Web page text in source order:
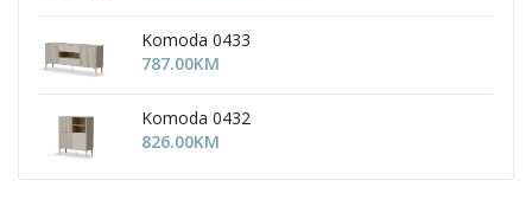
Komoda 0433
787.00KM
Komoda 0432
826.00KM